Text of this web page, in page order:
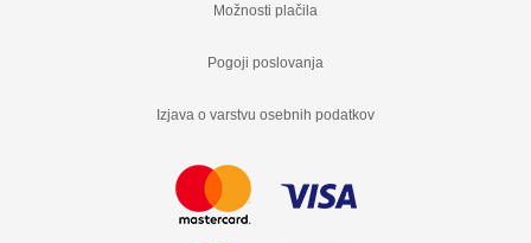
Možnosti plačila
Pogoji poslovanja
Izjava o varstvu osebnih podatkov